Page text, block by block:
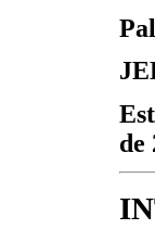
de